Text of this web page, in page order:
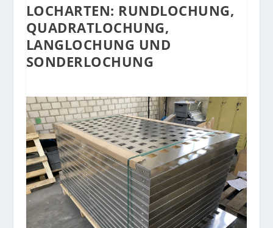
LOCHARTEN: RUNDLOCHUNG,
QUADRATLOCHUNG,
LANGLOCHUNG UND
SONDERLOCHUNG